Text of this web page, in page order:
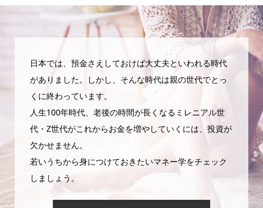
日本では、預金さえしておけば大丈夫といわれる時代
がありました。しかし、そんな時代は親の世代でとっ
くに終わっています。
人生100年時代、老後の時間が長くなるミレニアル世
代・Z世代がこれからお金を増やしていくには、投資が
欠かせません。
若いうちから身につけておきたいマネー学をチェック
しましょう。